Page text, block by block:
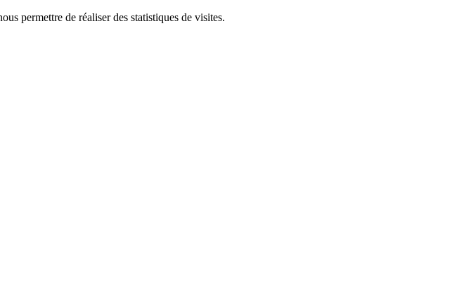
permettre de réaliser des statistiques de visites.